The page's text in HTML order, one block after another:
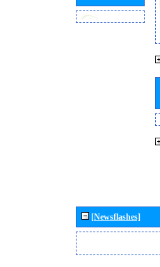
[Newsflashes]